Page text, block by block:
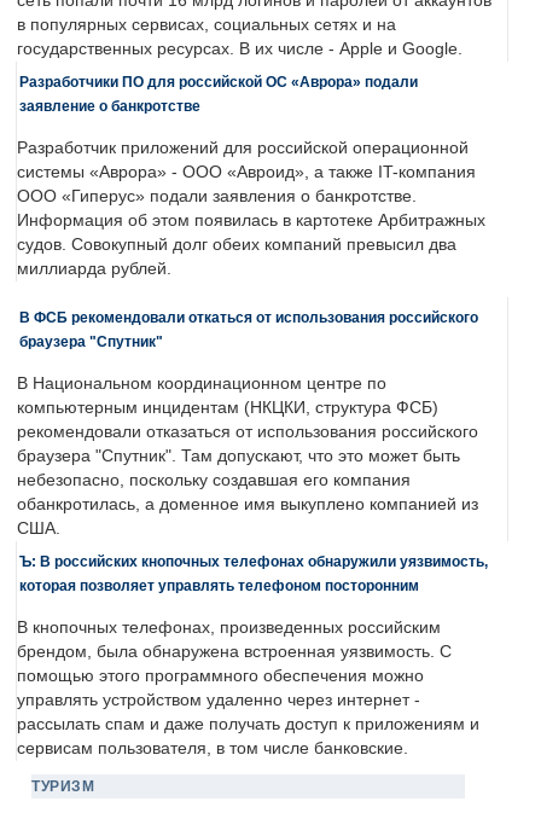
в популярных сервисах, социальных сетях и на
государственных ресурсах. В их числе - Apple и Google.
Разработчики ПО для российской ОС «Аврора» подали
заявление о банкротстве
Разработчик приложений для российской операционной
системы «Аврора» - ООО «Авроид», а также IT-компания
ООО «Гиперус» подали заявления о банкротстве.
Информация об этом появилась в картотеке Арбитражных
судов. Совокупный долг обеих компаний превысил два
миллиарда рублей.
В ФСБ рекомендовали откаться от использования российского
браузера "Спутник"
В Национальном координационном центре по
компьютерным инцидентам (НКЦКИ, структура ФСБ)
рекомендовали отказаться от использования российского
браузера "Спутник". Там допускают, что это может быть
небезопасно, поскольку создавшая его компания
обанкротилась, а доменное имя выкуплено компанией из
США.
Ъ: В российских кнопочных телефонах обнаружили уязвимость,
которая позволяет управлять телефоном посторонним
В кнопочных телефонах, произведенных российским
брендом, была обнаружена встроенная уязвимость. С
помощью этого программного обеспечения можно
управлять устройством удаленно через интернет -
рассылать спам и даже получать доступ к приложениям и
сервисам пользователя, в том числе банковские.
ТУРИЗМ